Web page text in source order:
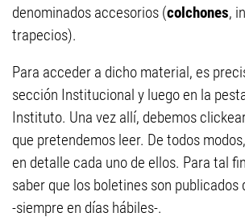
denominados accesorios (colchones,
trapecios).
Para acceder a dicho material, es
sección Institucional y luego en la
Instituto. Una vez allí, debemos
que pretendemos leer. De todos
en detalle cada uno de ellos. Para tal
saber que los boletines son publicados
-siempre en días hábiles-.